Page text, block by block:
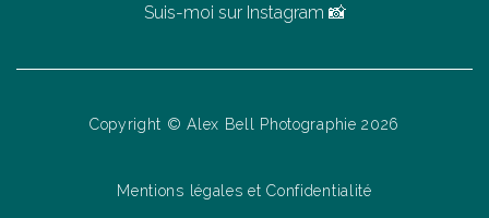
Suis-moi sur Instagram 📸
Copyright © Alex Bell Photographie 2026
Mentions légales et Confidentialité